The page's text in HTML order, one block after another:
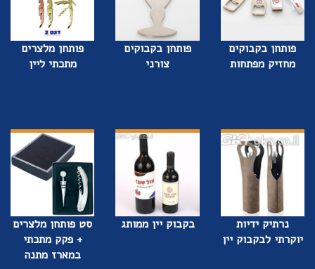
פותחן בקבוקים
מחזיק מפתחות
פותחן בקבוקים
צורני
פותחן מלצרים
מתכתי ליין
נרתיק ידיות
יוקרתי לבקבוק יין
בקבוק יין ממותג
סט פותחן מלצרים
+ פקק מתכתי
במארז מתנה